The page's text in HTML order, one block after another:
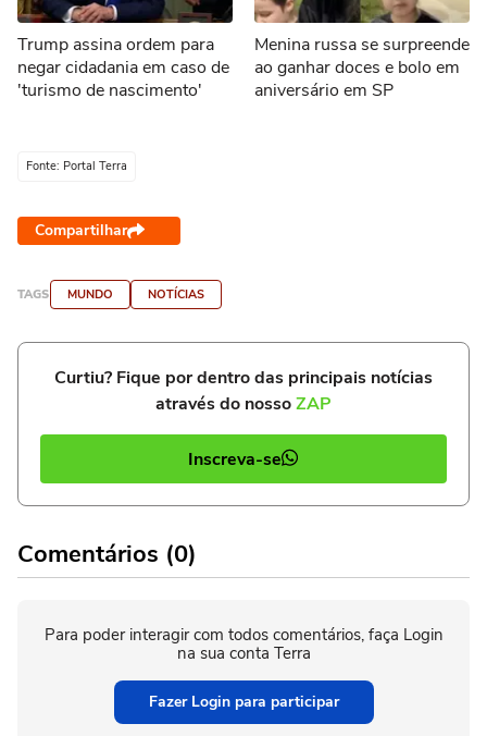
Trump assina ordem para
negar cidadania em caso de
'turismo de nascimento'
Menina russa se surpreende
ao ganhar doces e bolo em
aniversário em SP
Fonte: Portal Terra
Compartilhar
TAGS MUNDO NOTÍCIAS
Curtiu? Fique por dentro das principais notícias
através do nossoZAP
Inscreva-se
Comentários (0)
Para poder interagir com todos comentários, faça Login
na sua conta Terra
Fazer Login para participar